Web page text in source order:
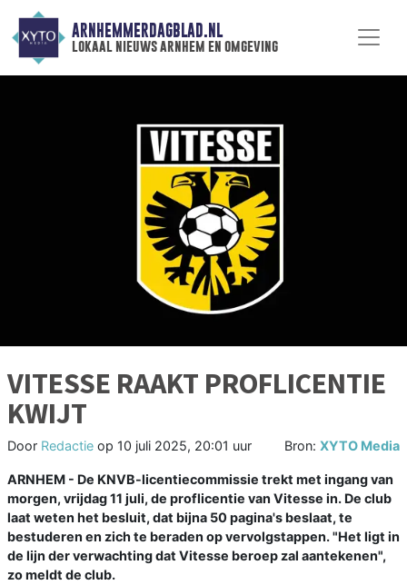
ARNHEMMERDAGBLAD.NL
lokaal nieuws arnhem en omgeving
VITESSE RAAKT PROFLICENTIE
KWIJT
Door Redactie op 10 juli 2025, 20:01 uur Bron: XYTO Media
ARNHEM - De KNVB-licentiecommissie trekt met ingang van
morgen, vrijdag 11 juli, de proflicentie van Vitesse in. De club
laat weten het besluit, dat bijna 50 pagina's beslaat, te
bestuderen en zich te beraden op vervolgstappen. "Het ligt in
de lijn der verwachting dat Vitesse beroep zal aantekenen",
zo meldt de club.